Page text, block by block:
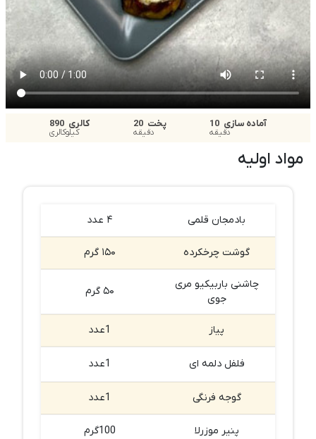
آماده سازی 10
دقیقه
پخت 20
دقیقه
کالری 890
کیلوکالری
مواد اولیه
بادمجان قلمی ۴ عدد
گوشت چرخکرده ۱۵۰ گرم
چاشنی باربیکیو مری
جوی
۵۰ گرم
پیاز 1عدد
فلفل دلمه ای 1عدد
گوجه فرنگی 1عدد
پنیر موزرلا 100گرم